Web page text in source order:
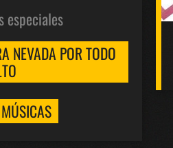
especiales
NEVADA POR TODO